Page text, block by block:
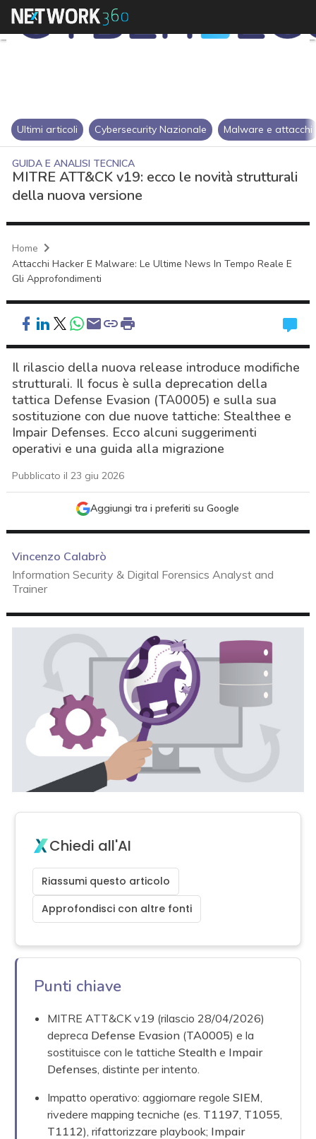
Ultimi articoli Cybersecurity Nazionale Malware e attacchi
GUIDA E ANALISI TECNICA
MITRE ATT&CK v19: ecco le novità strutturali
della nuova versione
Home
Attacchi Hacker E Malware: Le Ultime News In Tempo Reale E
Gli Approfondimenti
Il rilascio della nuova release introduce modifiche
strutturali. Il focus è sulla deprecation della
tattica Defense Evasion (TA0005) e sulla sua
sostituzione con due nuove tattiche: Stealthee e
Impair Defenses. Ecco alcuni suggerimenti
operativi e una guida alla migrazione
Pubblicato il 23 giu 2026
Aggiungi tra i preferiti su Google
Vincenzo Calabrò
Information Security & Digital Forensics Analyst and
Trainer
Chiedi all'AI
Riassumi questo articolo
Approfondisci con altre fonti
Punti chiave
MITRE ATT&CK v19 (rilascio 28/04/2026)
depreca Defense Evasion (TA0005) e la
sostituisce con le tatticheStealth e Impair
Defenses , distinte per intento.
Impatto operativo: aggiornare regoleSIEM
rivedere mapping tecniche (es. T1197 T1055
T1112), rifattorizzare playbook; Impair